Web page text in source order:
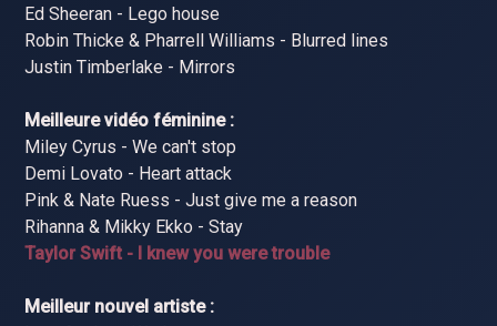
Ed Sheeran - Lego house
Robin Thicke & Pharrell Williams - Blurred lines
Justin Timberlake - Mirrors
Meilleure vidéo féminine :
Miley Cyrus - We can't stop
Demi Lovato - Heart attack
Pink & Nate Ruess - Just give me a reason
Rihanna & Mikky Ekko - Stay
Taylor Swift - I knew you were trouble
Meilleur nouvel artiste :